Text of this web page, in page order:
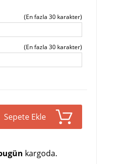
(En fazla 30 karakter)
(En fazla 30 karakter)
Sepete Ekle
kargoda.